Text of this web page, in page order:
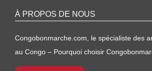
À PROPOS DE NOUS
Congobonmarche.com, le spécialiste des
au Congo – Pourquoi choisir